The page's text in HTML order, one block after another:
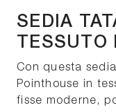
SEDIA
Con questa
Pointhouse in
fisse moderne,